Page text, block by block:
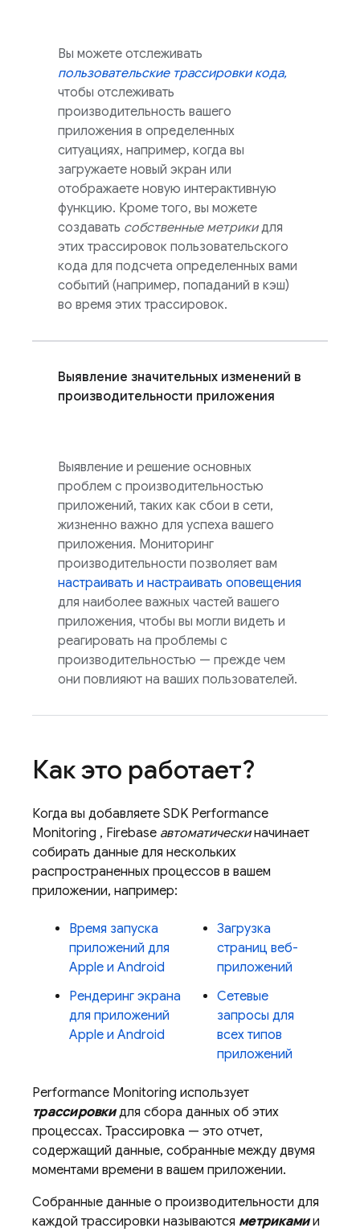
Вы можете отслеживать
пользовательские трассировки кода,
чтобы отслеживать
производительность вашего
приложения в определенных
ситуациях, например, когда вы
загружаете новый экран или
отображаете новую интерактивную
функцию. Кроме того, вы можете
создавать собственные метрикидля
этих трассировок пользовательского
кода для подсчета определенных вами
событий (например, попаданий в кэш)
во время этих трассировок.
Выявление значительных изменений в
производительности приложения
Выявление и решение основных
проблем с производительностью
приложений, таких как сбои в сети,
жизненно важно для успеха вашего
приложения. Мониторинг
производительности позволяет вам
настраивать и настраивать оповещения
для наиболее важных частей вашего
приложения, чтобы вы могли видеть и
реагировать на проблемы с
производительностью — прежде чем
они повлияют на ваших пользователей.
Как это работает?
Когда вы добавляете SDK Performance
Monitoring , Firebase автоматическиначинает
собирать данные для нескольких
распространенных процессов в вашем
приложении, например:
Время запуска
приложений для
Apple и Android
Рендеринг экрана
для приложений
Apple и Android
Загрузка
страниц веб-
приложений
Сетевые
запросы для
всех типов
приложений
Performance Monitoring использует
трассировкидля сбора данных об этих
процессах. Трассировка — это отчет,
содержащий данные, собранные между двумя
моментами времени в вашем приложении.
Собранные данные о производительности для
каждой трассировки называются метрикамии